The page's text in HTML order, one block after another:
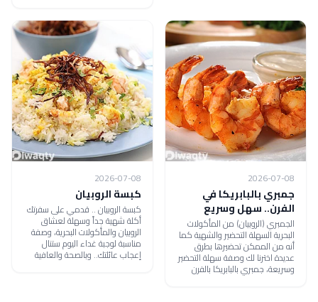
2026-07-08
جمبري بالبابريكا في
الفرن.. سهل وسريع
الجمبري (الروبيان) من المأكولات
البحرية السهلة التحضير والشهية كما
أنه من الممكن تحضيرها بطرق
عديدة اخترنا لك وصفة سهلة التحضير
وسريعة، جمبري بالبابريكا بالفرن
2026-07-08
كبسة الروبيان
كبسة الروبيان .. قدمي على سفرتك
أكلة شهية جداً وسهلة لعشاق
الروبيان والمأكولات البحرية، وصفة
مناسبة لوجبة غداء اليوم ستنال
إعجاب عائلتك.. وبالصحة والعافية